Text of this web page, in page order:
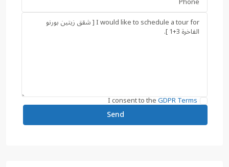
I consent to theGDPR Terms